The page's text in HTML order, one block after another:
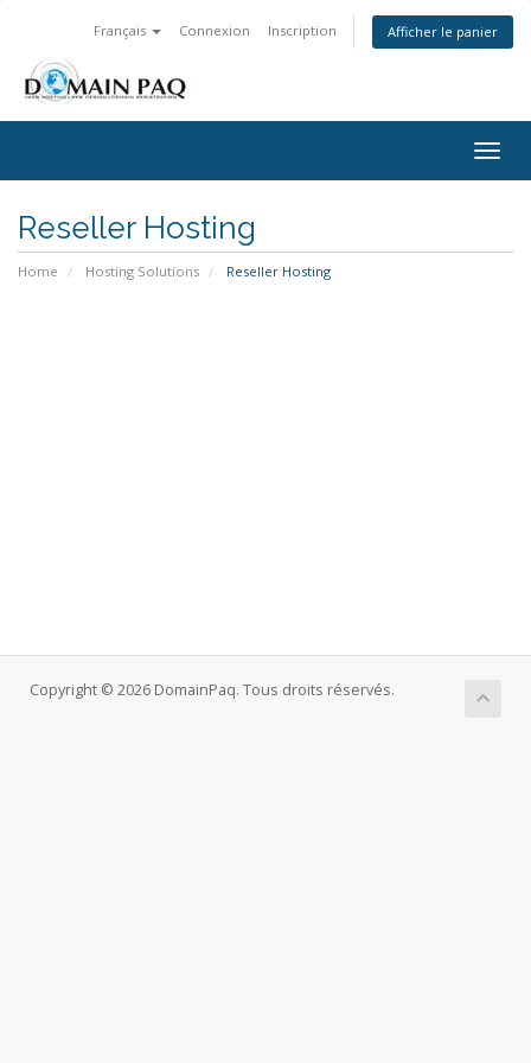
Français Connexion Inscription Afficher le panier
Reseller Hosting
Home Hosting Solutions Reseller Hosting
Copyright © 2026 DomainPaq. Tous droits réservés.